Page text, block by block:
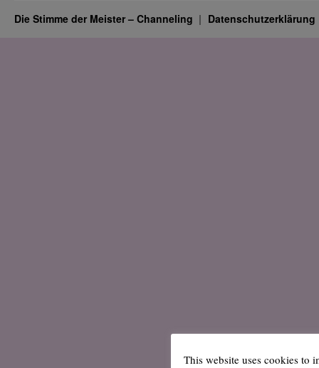
Die Stimme der Meister – Channeling Datenschutz­erklärung
This website uses cookies to